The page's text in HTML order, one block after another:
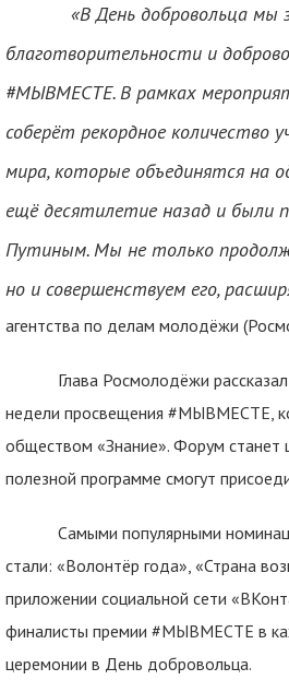
«В День добровольца мы
благотворительности и
#МЫВМЕСТЕ. В рамках
соберёт рекордное количество
мира, которые объединятся на
ещё десятилетие назад и были
Путиным. Мы не только
но и совершенствуем его,
агентства по делам молодёжи
Глава Росмолодёжи рассказал о
недели просвещения #МЫВМЕСТЕ,
обществом «Знание». Форум
полезной программе смогут
Самыми популярными
стали: «Волонтёр года», «Страна
приложении социальной сети
финалисты премии #МЫВМЕСТЕ в
церемонии в День добровольца.